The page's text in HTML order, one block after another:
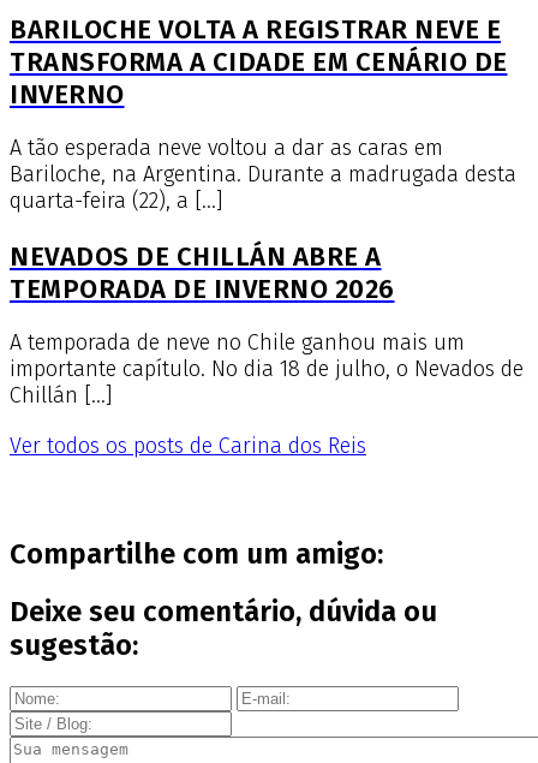
BARILOCHE VOLTA A REGISTRAR NEVE E
TRANSFORMA A CIDADE EM CENÁRIO DE
INVERNO
A tão esperada neve voltou a dar as caras em
Bariloche, na Argentina. Durante a madrugada desta
quarta-feira (22), a […]
NEVADOS DE CHILLÁN ABRE A
TEMPORADA DE INVERNO 2026
A temporada de neve no Chile ganhou mais um
importante capítulo. No dia 18 de julho, o Nevados de
Chillán […]
Ver todos os posts de Carina dos Reis
Compartilhe com um amigo:
Deixe seu comentário, dúvida ou
sugestão: